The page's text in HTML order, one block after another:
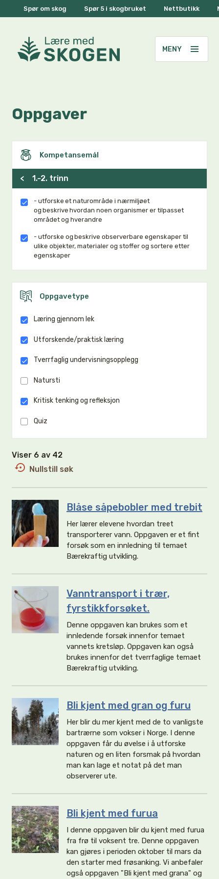
Spør om skog Spør 5 i skogbruket Nettbutikk
Oppgaver
Kompetansemål
< 1.-2. trinn
- utforske et naturområde i nærmiljøet
og beskrive hvordan noen organismer er tilpasset
området og hverandre
- utforske og beskrive observerbare egenskaper til
ulike objekter, materialer og stoffer og sortere etter
egenskaper
Oppgavetype
Læring gjennom lek
Utforskende/praktisk læring
Tverrfaglig undervisningsopplegg
Natursti
Kritisk tenking og refleksjon
Quiz
Viser 6 av 42
Nullstill søk
Blåse såpebobler med trebit
Her lærer elevene hvordan treet
transporterer vann. Oppgaven er et fint
forsøk som en innledning til temaet
Bærekraftig utvikling.
Vanntransport i trær,
fyrstikkforsøket.
Denne oppgaven kan brukes som et
innledende forsøk innenfor temaet
vannets kretsløp. Oppgaven kan også
brukes innenfor det tverrfaglige temaet
Bærekraftig utvikling.
Bli kjent med gran og furu
Her blir du mer kjent med de to vanligste
bartrærne som vokser i Norge. I denne
oppgaven får du øvelse i å utforske
naturen og en liten forsmak på hvordan
man kan lage et notat på det man
observerer ute.
Bli kjent med furua
I denne oppgaven blir du kjent med furua
fra frø til voksent tre. Denne oppgaven
kan gjøres i perioden oktober til mars da
den starter med frøsanking. Vi anbefaler
også oppgaven "Bli kjent med grana" og